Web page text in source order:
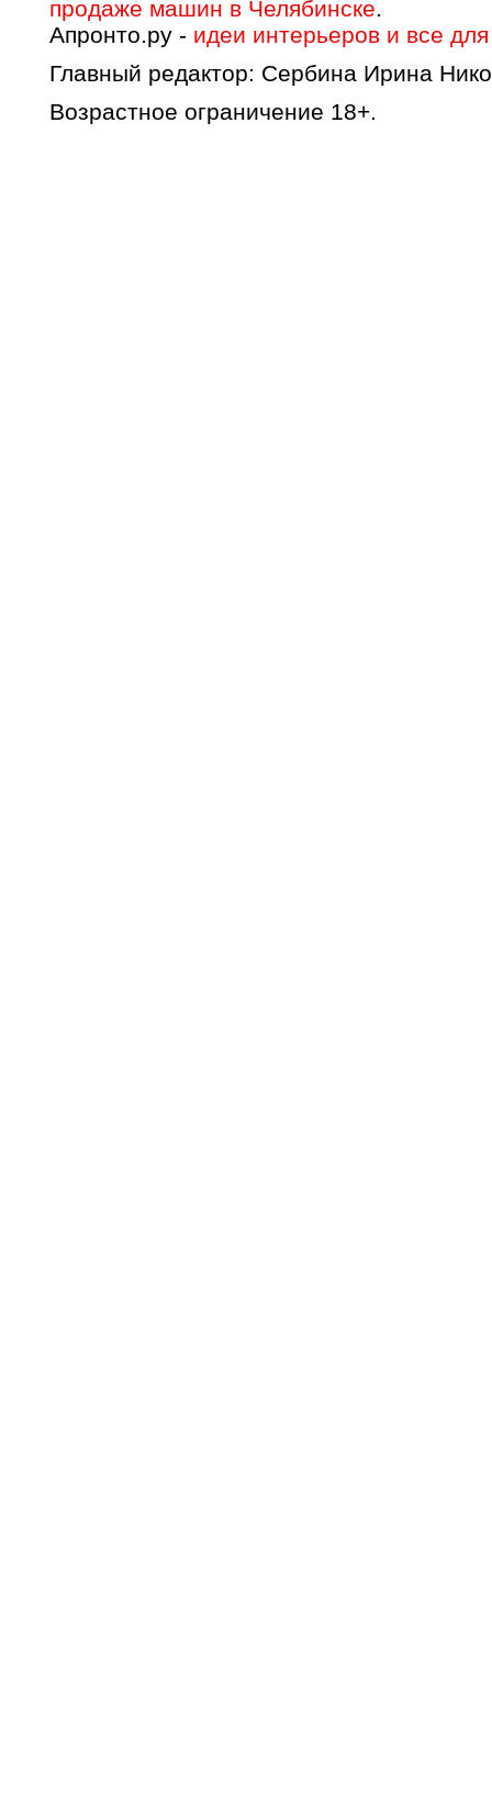
продаже машин в Челябинске.
Апронто.ру - идеи интерьеров и все
Главный редактор: Сербина Ирина
Возрастное ограничение 18+.